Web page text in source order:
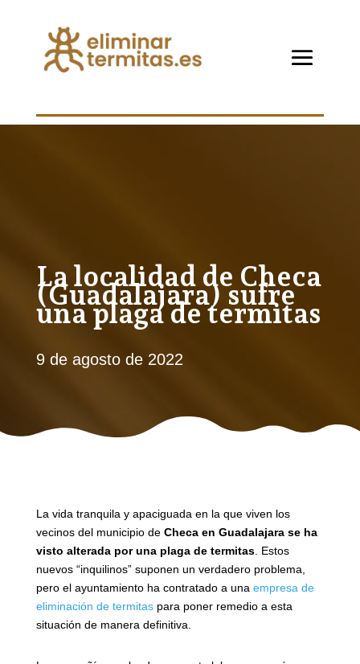
La localidad de Checa
(Guadalajara) sufre
una plaga de termitas
9 de agosto de 2022
La vida tranquila y apaciguada en la que viven los
vecinos del municipio de Checa en Guadalajara se ha
visto alterada por una plaga de termitas. Estos
nuevos “inquilinos” suponen un verdadero problema,
pero el ayuntamiento ha contratado a una empresa de
eliminación de termitaspara poner remedio a esta
situación de manera definitiva.